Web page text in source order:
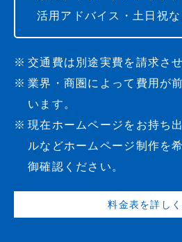
活用アドバイス・土日祝
交通費は別途実費を請求さ
業界・商圏によって費用が
います。
現在ホームページをお持ち
ルなどホームページ制作を
御確認ください。
料金表を詳し